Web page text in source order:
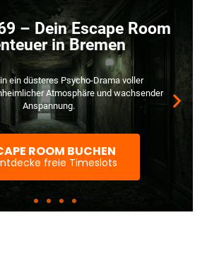
– Dein Escape Room
in Bremen
ein düsteres Psycho-Drama voller
Atmosphäre und wachsender
Anspannung.
ROOM BUCHEN
freie Timeslots